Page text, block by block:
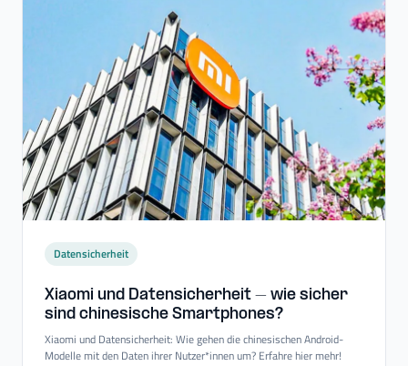
Datensicherheit
Xiaomi und Datensicherheit – wie sicher
sind chinesische Smartphones?
Xiaomi und Datensicherheit: Wie gehen die chinesischen Android-
Modelle mit den Daten ihrer Nutzer*innen um? Erfahre hier mehr!